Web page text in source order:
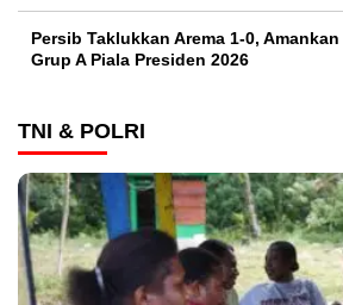
Persib Taklukkan Arema 1-0,
Grup A Piala Presiden 2026
TNI & POLRI